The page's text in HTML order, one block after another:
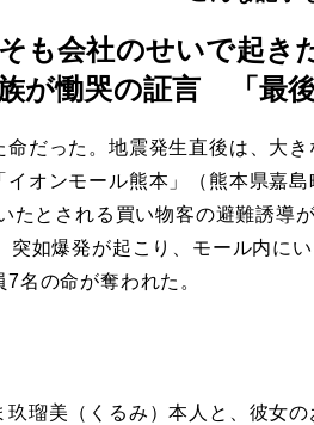
そも会社のせいで起
が慟哭の証言 「最
だった。地震発生直後は、大き
イオンモール熊本」（熊本県嘉島
たとされる買い物客の避難誘導
突如爆発が起こり、モール内にい
7名の命が奪われた。
玖瑠美（くるみ）本人と、彼女